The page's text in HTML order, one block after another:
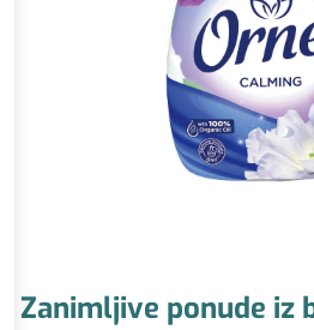
Zanimljive ponude iz